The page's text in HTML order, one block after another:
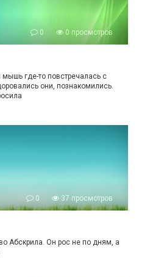
0 0 просмотров
где-то повстречалась с
они, познакомились.
0 37 просмотров
Абскрила. Он рос не по дням, а